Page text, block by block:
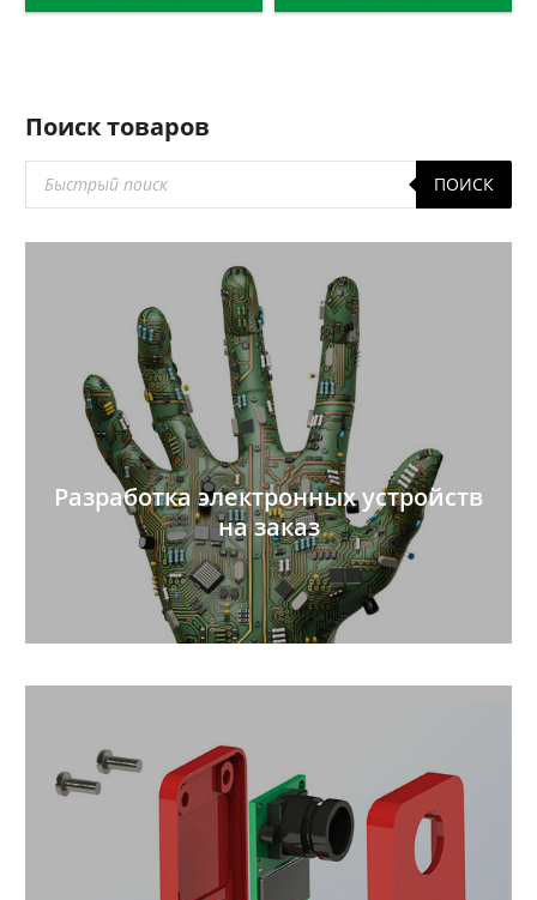
Поиск товаров
товаров
ПОИСК
Разработка электронных устройств
на заказ